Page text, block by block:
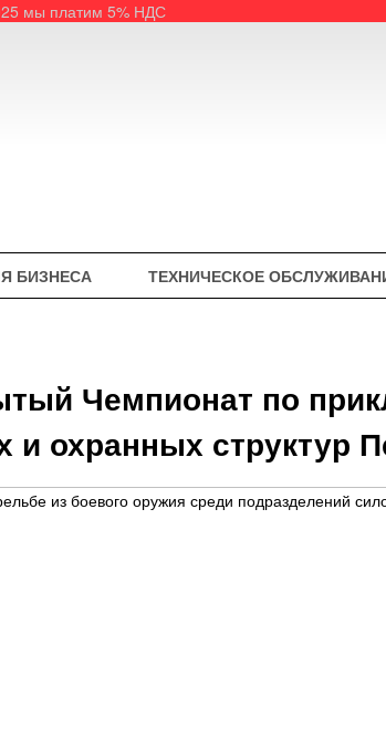
мы платим 5% НДС
БИЗНЕСА ТЕХНИЧЕСКОЕ
Чемпионат по
охранных структур